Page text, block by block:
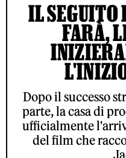
IL SEGUITO
FARÀ,
Dopo il successo
parte, la casa di
ufficialmente
del film che